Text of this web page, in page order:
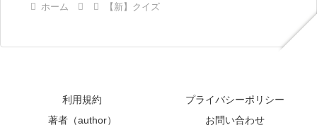
ホーム 【新】クイズ
利用規約
プライバシーポリシー
著者（author）
お問い合わせ